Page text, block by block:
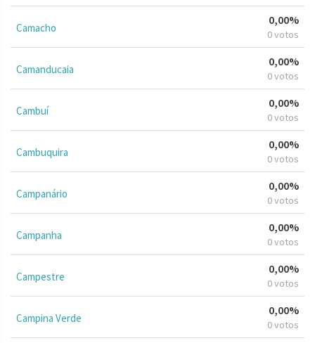
Camacho
0,00%
0 votos
Camanducaia
0,00%
0 votos
Cambuí
0,00%
0 votos
Cambuquira
0,00%
0 votos
Campanário
0,00%
0 votos
Campanha
0,00%
0 votos
Campestre
0,00%
0 votos
Campina Verde
0,00%
0 votos